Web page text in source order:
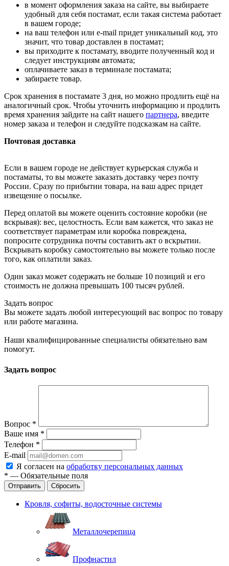
в момент оформления заказа на сайте, вы выбираете
удобный для себя постамат, если такая система работает
в вашем городе;
на ваш телефон или e-mail придет уникальный код, это
значит, что товар доставлен в постамат;
вы приходите к постамату, вводите полученный код и
следует инструкциям автомата;
оплачиваете заказ в терминале постамата;
забираете товар.
Срок хранения в постамате 3 дня, но можно продлить ещё на
аналогичный срок. Чтобы уточнить информацию и продлить
время хранения зайдите на сайт нашего партнера, введите
номер заказа и телефон и следуйте подсказкам на сайте.
Почтовая доставка
Если в вашем городе не действует курьерская служба и
постаматы, то вы можете заказать доставку через почту
России. Сразу по прибытии товара, на ваш адрес придет
извещение о посылке.
Перед оплатой вы можете оценить состояние коробки (не
вскрывая): вес, целостность. Если вам кажется, что заказ не
соответствует параметрам или коробка повреждена,
попросите сотрудника почты составить акт о вскрытии.
Вскрывать коробку самостоятельно вы можете только после
того, как оплатили заказ.
Один заказ может содержать не больше 10 позиций и его
стоимость не должна превышать 100 тысяч рублей.
Задать вопрос
Вы можете задать любой интересующий вас вопрос по товару
или работе магазина.
Наши квалифицированные специалисты обязательно вам
помогут.
Задать вопрос
Вопрос *
Ваше имя *
Телефон *
E-mail
Я согласен на обработку персональных данных
* — Обязательные поля
Отправить Сбросить
Кровля, софиты, водосточные системы
Металлочерепица
Профнастил